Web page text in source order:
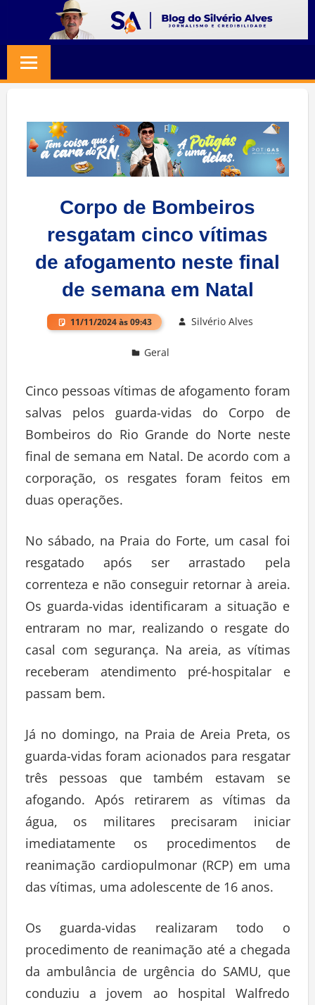
content
SILVERIO
ALVES
Jornalismo
Credibilidade
Corpo de Bombeiros
resgatam cinco vítimas
de afogamento neste final
de semana em Natal
11/11/2024 às 09:43 Silvério Alves
Geral
Cinco pessoas vítimas de afogamento foram
salvas pelos guarda-vidas do Corpo de
Bombeiros do Rio Grande do Norte neste
final de semana em Natal. De acordo com a
corporação, os resgates foram feitos em
duas operações.
No sábado, na Praia do Forte, um casal foi
resgatado após ser arrastado pela
correnteza e não conseguir retornar à areia.
Os guarda-vidas identificaram a situação e
entraram no mar, realizando o resgate do
casal com segurança. Na areia, as vítimas
receberam atendimento pré-hospitalar e
passam bem.
Já no domingo, na Praia de Areia Preta, os
guarda-vidas foram acionados para resgatar
três pessoas que também estavam se
afogando. Após retirarem as vítimas da
água, os militares precisaram iniciar
imediatamente os procedimentos de
reanimação cardiopulmonar (RCP) em uma
das vítimas, uma adolescente de 16 anos.
Os guarda-vidas realizaram todo o
procedimento de reanimação até a chegada
da ambulância de urgência do SAMU, que
conduziu a jovem ao hospital Walfredo